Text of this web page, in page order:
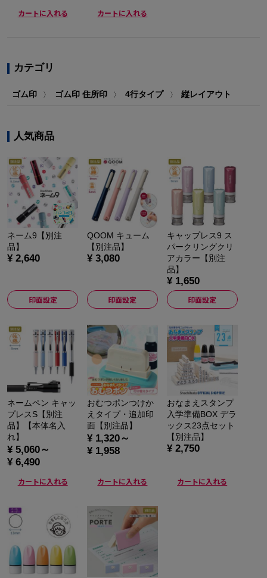
カートに入れる カートに入れる
カテゴリ
ゴム印 〉 ゴム印 住所印 〉 4行タイプ 〉 縦レイアウト
人気商品
ネーム9【別注
品】
¥ 2,640
印面設定
QOOM キューム
【別注品】
¥ 3,080
印面設定
キャップレス9 ス
パークリングクリ
アカラー【別注
品】
¥ 1,650
印面設定
ネームペン キャッ
プレスS【別注
品】【本体名入
れ】
¥ 5,060～
¥ 6,490
カートに入れる
おむつポンつけか
えタイプ・追加印
面【別注品】
¥ 1,320～
¥ 1,958
カートに入れる
おなまえスタンプ
入学準備BOX デラ
ックス23点セット
【別注品】
¥ 2,750
カートに入れる